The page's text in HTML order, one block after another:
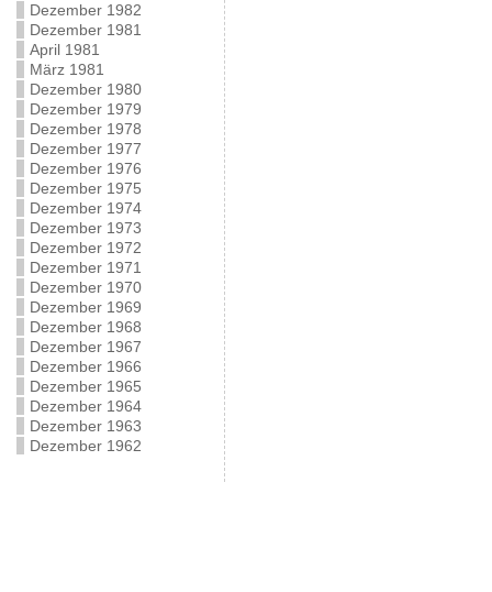
Dezember 1982
Dezember 1981
April 1981
März 1981
Dezember 1980
Dezember 1979
Dezember 1978
Dezember 1977
Dezember 1976
Dezember 1975
Dezember 1974
Dezember 1973
Dezember 1972
Dezember 1971
Dezember 1970
Dezember 1969
Dezember 1968
Dezember 1967
Dezember 1966
Dezember 1965
Dezember 1964
Dezember 1963
Dezember 1962